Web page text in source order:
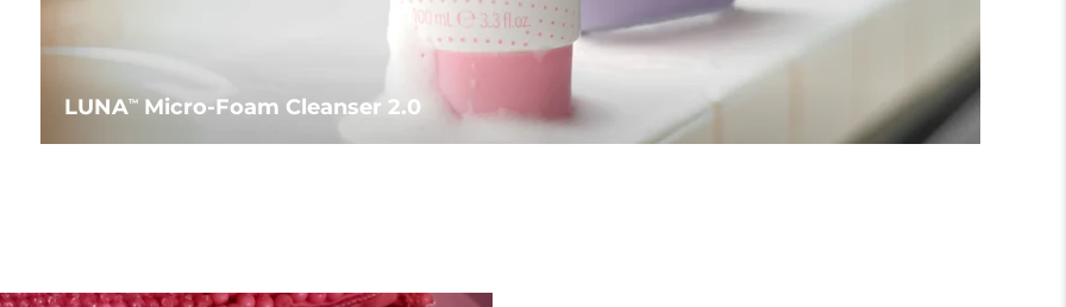
LUNATMMicro-Foam Cleanser 2.0